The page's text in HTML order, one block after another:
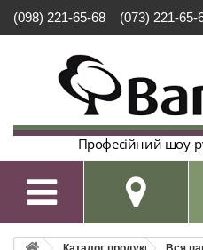
(098) 221-65-68 (073) 221-65-
Професійний шоу-
